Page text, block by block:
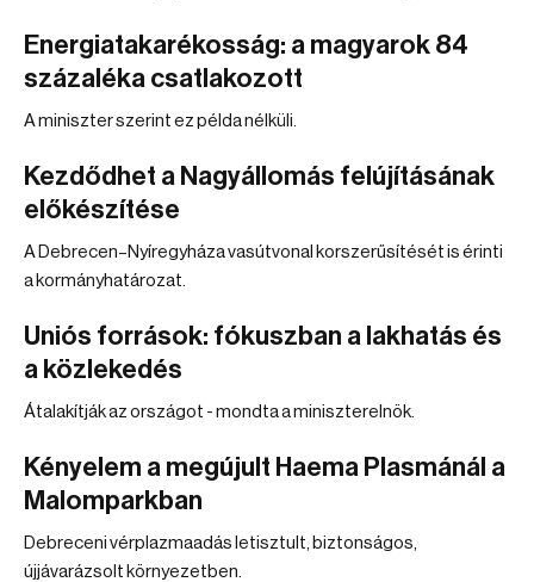
Energiatakarékosság: a magyarok 84
százaléka csatlakozott
A miniszter szerint ez példa nélküli.
Kezdődhet a Nagyállomás felújításának
előkészítése
A Debrecen–Nyíregyháza vasútvonal korszerűsítését is érinti
a kormányhatározat.
Uniós források: fókuszban a lakhatás és
a közlekedés
Átalakítják az országot - mondta a miniszterelnök.
Kényelem a megújult Haema Plasmánál a
Malomparkban
Debreceni vérplazmaadás letisztult, biztonságos,
újjávarázsolt környezetben.